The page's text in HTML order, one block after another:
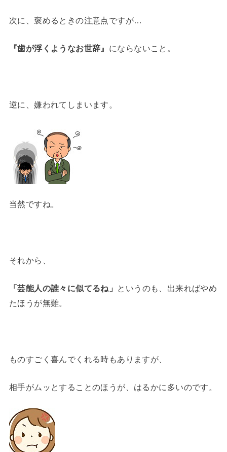
次に、褒めるときの注意点ですが…
『歯が浮くようなお世辞』 にならないこと。
逆に、嫌われてしまいます。
当然ですね。
それから、
「芸能人の誰々に似てるね」 というのも、出来ればやめ
たほうが無難。
ものすごく喜んでくれる時もありますが、
相手がムッとすることのほうが、はるかに多いのです。